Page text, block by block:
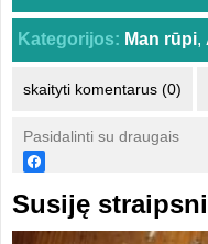
Kategorijos: Man rūpi,
skaityti komentarus (0)
Pasidalinti su draugais
Susiję